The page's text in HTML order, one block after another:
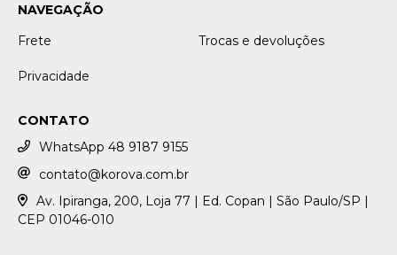
NAVEGAÇÃO
Frete
Trocas e devoluções
Privacidade
CONTATO
WhatsApp 48 9187 9155
contato@korova.com.br
Av. Ipiranga, 200, Loja 77 | Ed. Copan | São Paulo/SP |
CEP 01046-010